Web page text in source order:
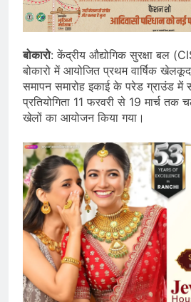
बोकारो: केंद्रीय औद्योगिक सुरक्षा बल
बोकारो में आयोजित प्रथम वार्षिक खेलकूद
समापन समारोह इकाई के परेड ग्राउंड
प्रतियोगिता 11 फरवरी से 19 मार्च
खेलों का आयोजन किया गया।